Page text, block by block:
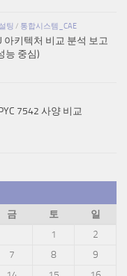
팅 / 통합시스템_CAE
아키텍처 비교 분석 보고
능 중심)
7542 사양 비교
금 토
일
1
2
7 8
9